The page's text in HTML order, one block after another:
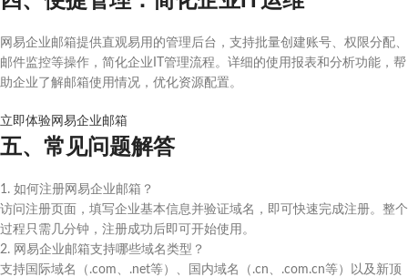
网易企业邮箱提供直观易用的管理后台，支持批量创建账号、权限分配、
邮件监控等操作，简化企业IT管理流程。详细的使用报表和分析功能，帮
助企业了解邮箱使用情况，优化资源配置。
立即体验网易企业邮箱
五、常见问题解答
1. 如何注册网易企业邮箱？
访问注册页面，填写企业基本信息并验证域名，即可快速完成注册。整个
过程只需几分钟，注册成功后即可开始使用。
2. 网易企业邮箱支持哪些域名类型？
支持国际域名（.com、.net等）、国内域名（.cn、.com.cn等）以及新顶